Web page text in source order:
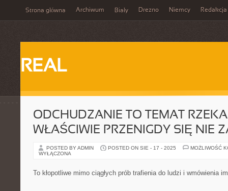
Strona główna Archiwum Biały Drezno Niemcy Redakcja
REAL
ODCHUDZANIE TO TEMAT
WŁAŚCIWIE PRZENIGDY SIĘ NIE
POSTED BY ADMIN POSTED ON SIE - 17 - 2025
MOŻLIWOŚĆ
WYŁĄCZONA
To kłopotliwe mimo ciągłych prób trafienia do ludzi i wmówienia